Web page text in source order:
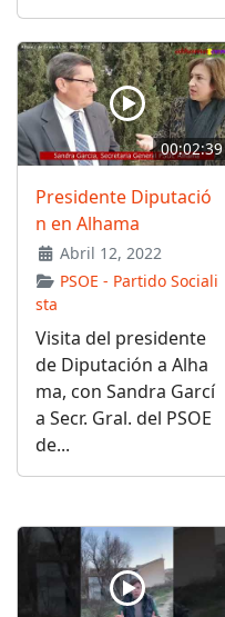
00:02:39
Presidente Diputació
n en Alhama
Abril 12, 2022
PSOE - Partido Sociali
sta
Visita del presidente
de Diputación a Alha
ma, con Sandra Garcí
a Secr. Gral. del PSOE
de...